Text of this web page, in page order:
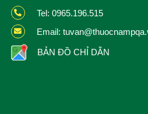
Tel: 0965.196.515
Email:
BẢN ĐỒ CHỈ DẪN